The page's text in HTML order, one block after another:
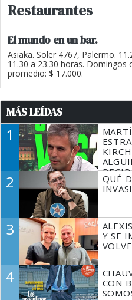
Restaurantes
El mundo en un bar.
Asiaka. Soler 4767, Palermo.
11.30 a 23.30 horas. Domingos
promedio: $ 17.000.
MÁS LEÍDAS
1
TIENE
2
QUÉ
3
Y SE
4
CON